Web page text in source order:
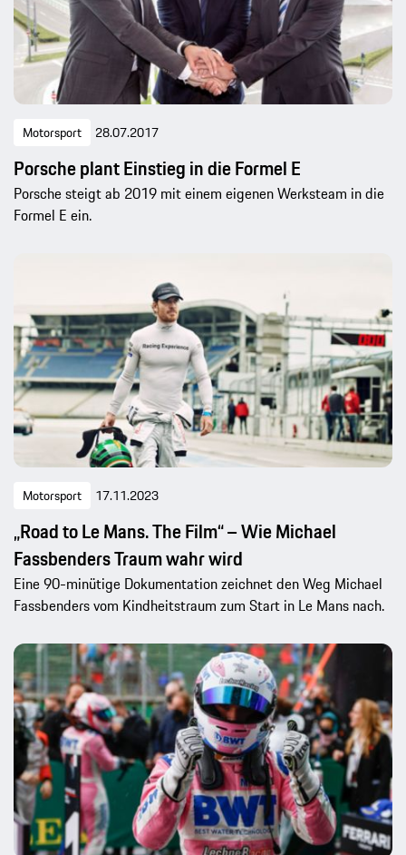
Motorsport 28.07.2017
Porsche plant Einstieg in die Formel E
Porsche steigt ab 2019 mit einem eigenen Werksteam in die
Formel E ein.
Motorsport 17.11.2023
„Road to Le Mans. The Film“ – Wie Michael
Fassbenders Traum wahr wird
Eine 90-minütige Dokumentation zeichnet den Weg Michael
Fassbenders vom Kindheitstraum zum Start in Le Mans nach.